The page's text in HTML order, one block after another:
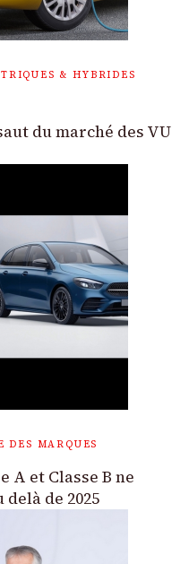
& HYBRIDES
du marché des VU
DES MARQUES
A et Classe B ne
de 2025